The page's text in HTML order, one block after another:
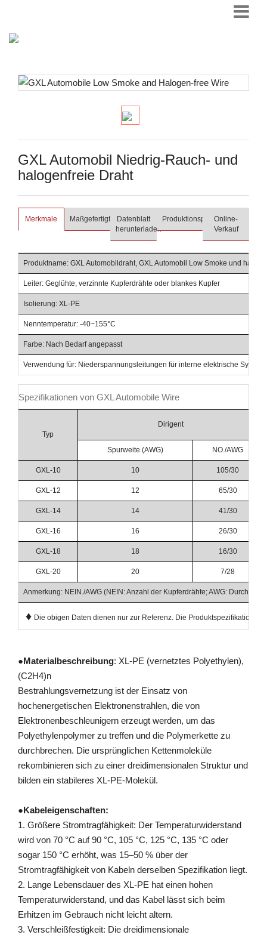
GXL Automobil Niedrig-Rauch- und
halogenfreie Draht
Merkmale Maßgefertigt
Datenblatt
herunterladen
ProduktionsprozessOnline-
Verkauf
Produktname: GXL Automobildraht, GXL Automobil Low Smoke und
Leiter: Geglühte, verzinnte Kupferdrähte oder blankes Kupfer
Isolierung: XL-PE
Nenntemperatur: -40~155°C
Farbe: Nach Bedarf angepasst
Verwendung für: Niederspannungsleitungen für interne elektrische
Spezifikationen von GXL Automobile Wire
Typ
Dirigent
Spurweite (AWG) NO./AWG
GXL-10 10 105/30
GXL-12 12 65/30
GXL-14 14 41/30
GXL-16 16 26/30
GXL-18 18 16/30
GXL-20 20 7/28
Anmerkung: NEIN./AWG (NEIN: Anzahl der Kupferdrähte; AWG:
♦ Die obigen Daten dienen nur zur Referenz. Die
●Materialbeschreibung: XL-PE (vernetztes Polyethylen),
(C2H4)n
Bestrahlungsvernetzung ist der Einsatz von
hochenergetischen Elektronenstrahlen, die von
Elektronenbeschleunigern erzeugt werden, um das
Polyethylenpolymer zu treffen und die Polymerkette zu
durchbrechen. Die ursprünglichen Kettenmoleküle
rekombinieren sich zu einer dreidimensionalen Struktur und
bilden ein stabileres XL-PE-Molekül.
●Kabeleigenschaften:
1. Größere Stromtragfähigkeit: Der Temperaturwiderstand
wird von 70 °C auf 90 °C, 105 °C, 125 °C, 135 °C oder
sogar 150 °C erhöht, was 15–50 % über der
Stromtragfähigkeit von Kabeln derselben Spezifikation liegt.
2. Lange Lebensdauer des XL-PE hat einen hohen
Temperaturwiderstand, und das Kabel lässt sich beim
Erhitzen im Gebrauch nicht leicht altern.
3. Verschleißfestigkeit: Die dreidimensionale